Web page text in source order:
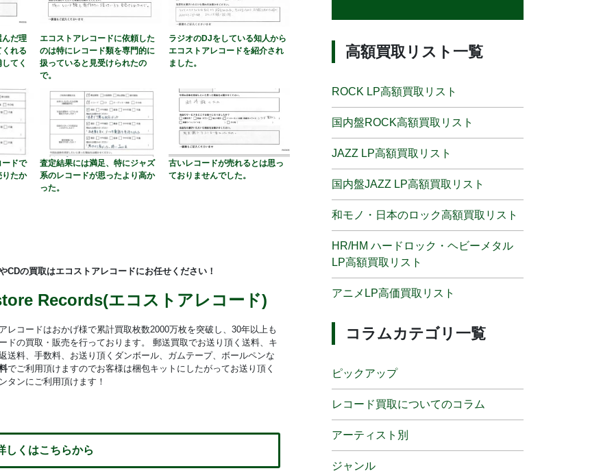
んだ理
れる
てく
エコストアレコードに依頼した
のは特にレコード類を専門的に
扱っていると見受けられたの
で。
ラジオのDJをしている知人から
エコストアレコードを紹介され
ました。
ードで
りたか
査定結果には満足、特にジャズ
系のレコードが思ったより高か
った。
古いレコードが売れるとは思っ
ておりませんでした。
CDの買取はエコストアレコードにお任せください！
Records(エコストアレコード)
レコードはおかげ様で累計買取枚数2000万枚を突破し、30年以上も
ドの買取・販売を行っております。 郵送買取でお送り頂く送料、キ
送料、手数料、お送り頂くダンボール、ガムテープ、ボールペンな
でご利用頂けますのでお客様は梱包キットにしたがってお送り頂く
タンにご利用頂けます！
しくはこちらから
高額買取リスト一覧
ROCK LP高額買取リスト
国内盤ROCK高額買取リスト
JAZZ LP高額買取リスト
国内盤JAZZ LP高額買取リスト
和モノ・日本のロック高額買取リスト
HR/HM ハードロック・ヘビーメタル
LP高額買取リスト
アニメLP高価買取リスト
コラムカテゴリ一覧
ピックアップ
レコード買取についてのコラム
アーティスト別
ジャンル